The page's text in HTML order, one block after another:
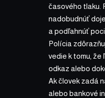
časového tlaku.
nadobudnúť
a podľahnúť
Polícia
vedie k tomu, že
odkaz alebo
Ak človek zadá
alebo bankové